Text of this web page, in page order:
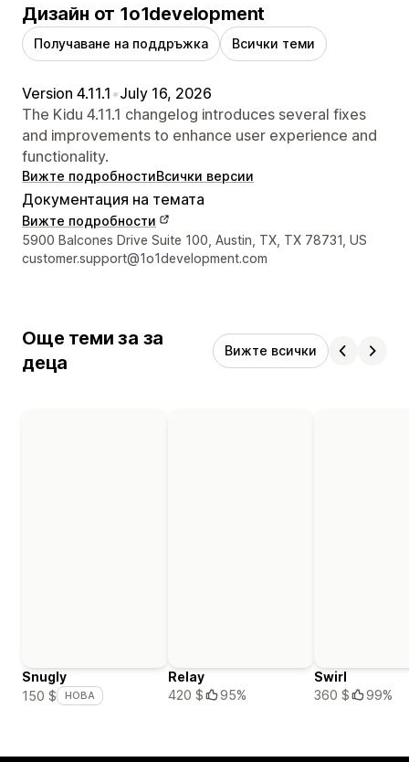
Дизайн от 1o1development
Получаване на поддръжка Всички теми
Version 4.11.1 •July 16, 2026
The Kidu 4.11.1 changelog introduces several fixes
and improvements to enhance user experience and
functionality.
Вижте подробностиВсички версии
Документация на темата
Вижте подробности
Данни за връзка с дизайнера
5900 Balcones Drive Suite 100, Austin, TX, TX 78731, US
customer.support@1o1development.com
Още теми за за
деца
Вижте всички
Snugly
150 $
НОВА
Relay
420 $
95%
Swirl
360 $
99%